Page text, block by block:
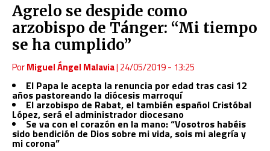
pulsa
en
Agrelo se despide como
arzobispo de Tánger: “Mi tiempo
se ha cumplido”
PorMiguel Ángel Malavia| 24/05/2019 - 13:25
El Papa le acepta la renuncia por edad tras casi 12
años pastoreando la diócesis marroquí
El arzobispo de Rabat, el también español Cristóbal
López, será el administrador diocesano
Se va con el corazón en la mano: “Vosotros habéis
sido bendición de Dios sobre mi vida, sois mi alegría y
mi corona”